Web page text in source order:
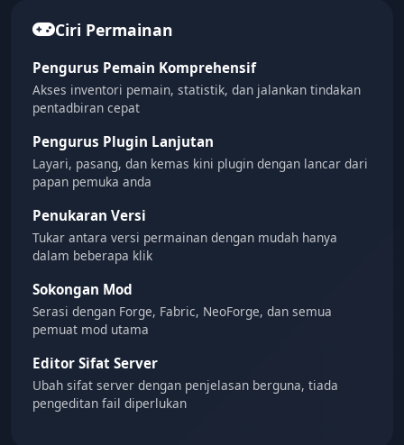
Ciri Permainan
Pengurus Pemain Komprehensif
Akses inventori pemain, statistik, dan jalankan tindakan
pentadbiran cepat
Pengurus Plugin Lanjutan
Layari, pasang, dan kemas kini plugin dengan lancar dari
papan pemuka anda
Penukaran Versi
Tukar antara versi permainan dengan mudah hanya
dalam beberapa klik
Sokongan Mod
Serasi dengan Forge, Fabric, NeoForge, dan semua
pemuat mod utama
Editor Sifat Server
Ubah sifat server dengan penjelasan berguna, tiada
pengeditan fail diperlukan